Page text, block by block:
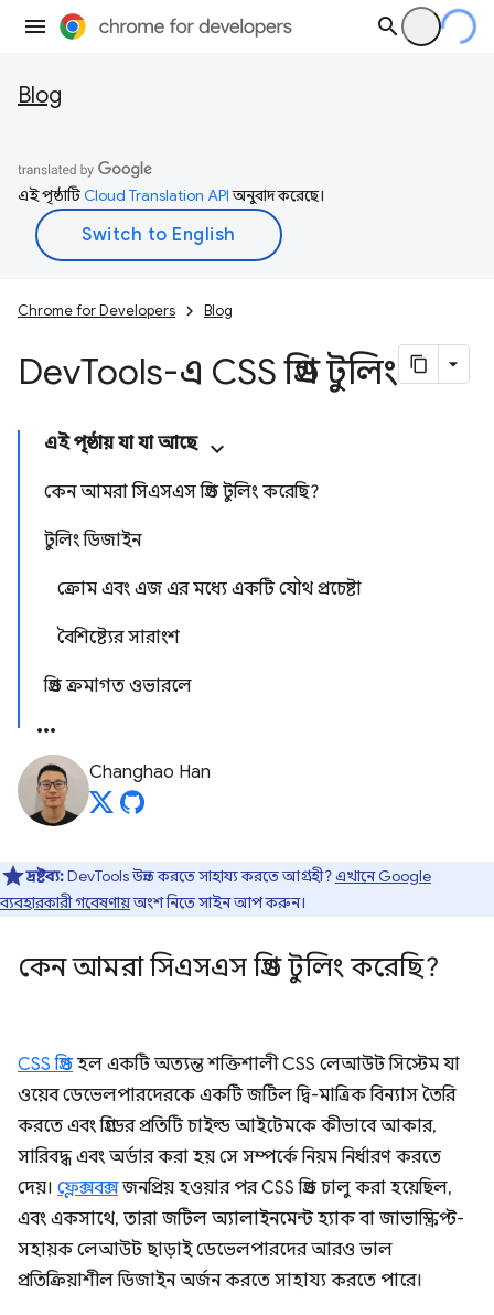
Blog
এই পৃষ্ঠাটিCloud Translation APIঅনুবাদ করেছে।
Chrome for Developers Blog
DevTools-এ CSS গ্রিড টুলিং
এই পৃষ্ঠায় যা যা আছে
কেন আমরা সিএসএস গ্রিড টুলিং করেছি?
টুলিং ডিজাইন
ক্রোম এবং এজ এর মধ্যে একটি যৌথ প্রচেষ্টা
বৈশিষ্ট্যের সারাংশ
গ্রিড ক্রমাগত ওভারলে
Changhao Han
দ্রষ্টব্য:DevTools উন্নত করতে সাহায্য করতে আগ্রহী?এখানে Google
ব্যবহারকারী গবেষণায়অংশ নিতে সাইন আপ করুন।
কেন আমরা সিএসএস গ্রিড টুলিং করেছি?
CSS গ্রিডহল একটি অত্যন্ত শক্তিশালী CSS লেআউট সিস্টেম যা
ওয়েব ডেভেলপারদেরকে একটি জটিল দ্বি-মাত্রিক বিন্যাস তৈরি
করতে এবং গ্রিডের প্রতিটি চাইল্ড আইটেমকে কীভাবে আকার,
সারিবদ্ধ এবং অর্ডার করা হয় সে সম্পর্কে নিয়ম নির্ধারণ করতে
দেয়। ফ্লেক্সবক্সজনপ্রিয় হওয়ার পর CSS গ্রিড চালু করা হয়েছিল,
এবং একসাথে, তারা জটিল অ্যালাইনমেন্ট হ্যাক বা জাভাস্ক্রিপ্ট-
সহায়ক লেআউট ছাড়াই ডেভেলপারদের আরও ভাল
প্রতিক্রিয়াশীল ডিজাইন অর্জন করতে সাহায্য করতে পারে।